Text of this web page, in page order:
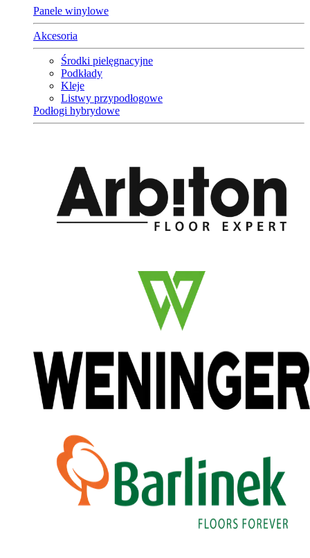
Panele winylowe
Akcesoria
Środki pielęgnacyjne
Podkłady
Kleje
Listwy przypodłogowe
Podłogi hybrydowe